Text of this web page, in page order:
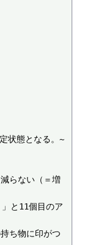
状態となる。~
らない（＝増
と11個目のア
ち物に印がつ